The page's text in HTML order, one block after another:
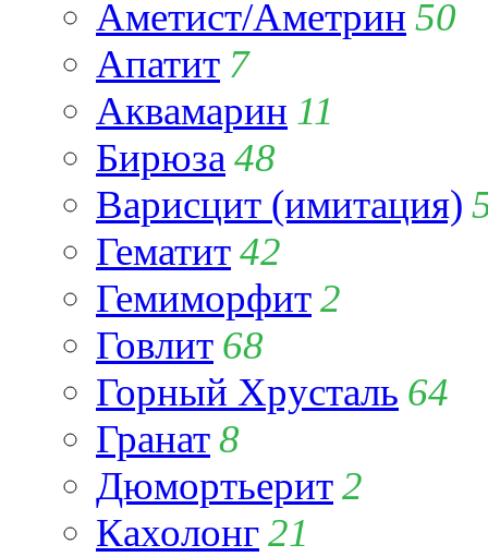
Аметист/Аметрин 50
Апатит 7
Аквамарин 11
Бирюза 48
Варисцит (имитация)
Гематит42
Гемиморфит2
Говлит 68
Горный Хрусталь 64
Гранат8
Дюмортьерит2
Кахолонг21